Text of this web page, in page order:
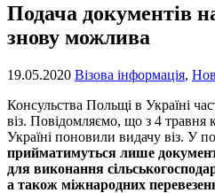
Подача документів
знову можлива
19.05.2020 Візова інформація,
Консульства Польщі в Україні
віз. Повідомляємо, що з 4 травня
Україні поновили видачу віз. У
прийматимуться лише
для виконання
а також міжнародних